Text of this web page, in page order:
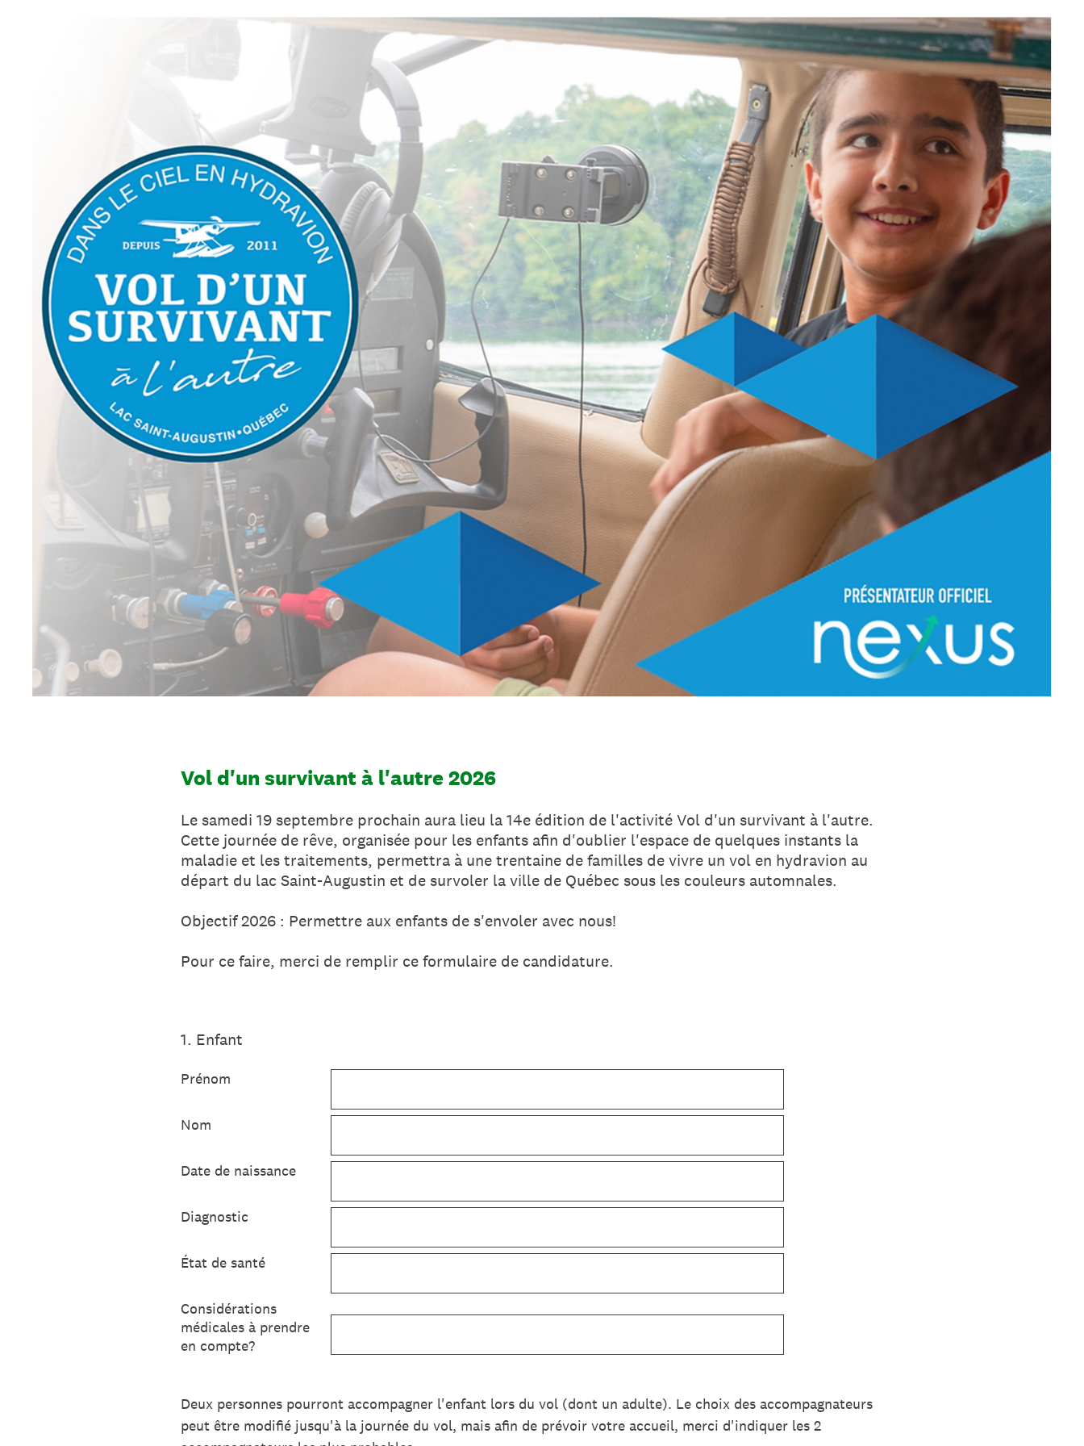
Vol d'un survivant à l'autre 2026
Le samedi 19 septembre prochain aura lieu la 14e édition de l'activité Vol d'un survivant à l'autre.
Cette journée de rêve, organisée pour les enfants afin d'oublier l'espace de quelques instants la
maladie et les traitements, permettra à une trentaine de familles de vivre un vol en hydravion au
départ du lac Saint-Augustin et de survoler la ville de Québec sous les couleurs automnales.
Objectif 2026 : Permettre aux enfants de s'envoler avec nous!
Pour ce faire, merci de remplir ce formulaire de candidature.
1. Enfant
Prénom
Nom
Date de naissance
Diagnostic
État de santé
Considérations
médicales à prendre
en compte?
Deux personnes pourront accompagner l'enfant lors du vol (dont un adulte). Le choix des accompagnateurs
peut être modifié jusqu'à la journée du vol, mais afin de prévoir votre accueil, merci d'indiquer les 2